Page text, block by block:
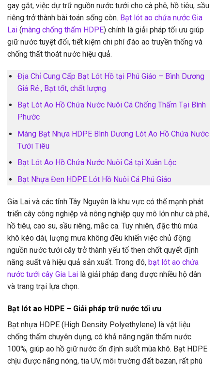
gay gắt, việc dự trữ nguồn nước tưới cho cà phê, hồ tiêu, sầu
riêng trở thành bài toán sống còn. Bạt lót ao chứa nước Gia
Lai (màng chống thấm HDPE) chính là giải pháp tối ưu giúp
giữ nước tuyệt đối, tiết kiệm chi phí đào ao truyền thống và
chống thất thoát nước hiệu quả.
Địa Chỉ Cung Cấp Bạt Lót Hồ tại Phú Giáo – Bình Dương
Giá Rẻ , Bạt tốt, chất lượng
Bạt Lót Ao Hồ Chứa Nước Nuôi Cá Chống Thấm Tại Bình
Phước
Màng Bạt Nhựa HDPE Bình Dương Lót Ao Hồ Chứa Nước
Tưới Tiêu
Bạt Lót Ao Hồ Chứa Nước Nuôi Cá tại Xuân Lộc
Bạt Nhựa Đen HDPE Lót Hồ Nuôi Cá Phú Giáo
Gia Lai và các tỉnh Tây Nguyên là khu vực có thế mạnh phát
triển cây công nghiệp và nông nghiệp quy mô lớn như cà phê,
hồ tiêu, cao su, sầu riêng, mắc ca. Tuy nhiên, đặc thù mùa
khô kéo dài, lượng mưa không đều khiến việc chủ động
nguồn nước tưới cây trở thành yếu tố then chốt quyết định
năng suất và hiệu quả sản xuất. Trong đó, bạt lót ao chứa
nước tưới cây Gia Lai là giải pháp đang được nhiều hộ dân
và trang trại lựa chọn.
Bạt lót ao HDPE – Giải pháp trữ nước tối ưu
Bạt nhựa HDPE (High Density Polyethylene) là vật liệu
chống thấm chuyên dụng, có khả năng ngăn thấm nước
100%, giúp ao hồ giữ nước ổn định suốt mùa khô. Bạt HDPE
chịu được nắng nóng, tia UV, môi trường đất bazan, rất phù